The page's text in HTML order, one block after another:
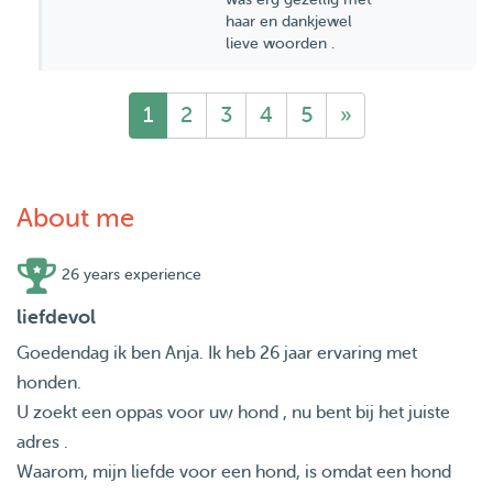
haar en dankjewel
lieve woorden .
1 2 3 4 5 »
About me
26 years experience
liefdevol
Goedendag ik ben Anja. Ik heb 26 jaar ervaring met
honden.
U zoekt een oppas voor uw hond , nu bent bij het juiste
adres .
Waarom, mijn liefde voor een hond, is omdat een hond